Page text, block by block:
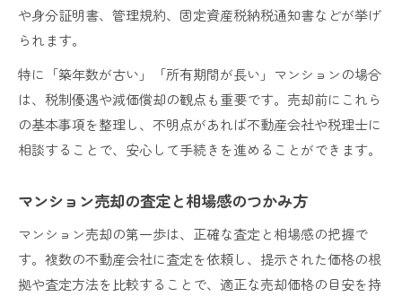
や身分証明書、管理規約、固定資産税納税通知書などが挙げ
られます。
特に「築年数が古い」「所有期間が長い」マンションの場合
は、税制優遇や減価償却の観点も重要です。売却前にこれら
の基本事項を整理し、不明点があれば不動産会社や税理士に
相談することで、安心して手続きを進めることができます。
マンション売却の査定と相場感のつかみ方
マンション売却の第一歩は、正確な査定と相場感の把握で
す。複数の不動産会社に査定を依頼し、提示された価格の根
拠や査定方法を比較することで、適正な売却価格の目安を持